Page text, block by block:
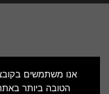
הטובה ביותר